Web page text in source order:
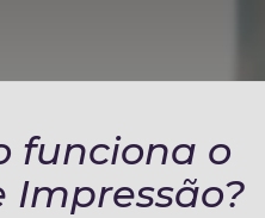
funciona o
Impressão?